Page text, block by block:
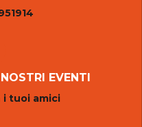
EVENTI
i tuoi amici